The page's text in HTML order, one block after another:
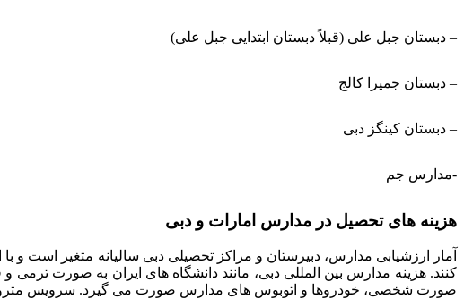
– دبستان جبل علی (قبلاً دبستان ابتدایی جبل علی)
– دبستان جمیرا کالج
– دبستان کینگز دبی
-مدارس جم
هزینه های تحصیل در مدارس امارات و دبی
آمار ارزشیابی مدارس، دبیرستان و مراکز تحصیلی دبی سالیانه متغیر است
صورت شخصی، خودروها و اتوبوس های مدارس صورت می گیرد. سرویس مترو